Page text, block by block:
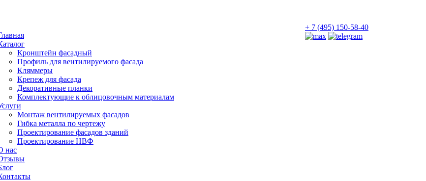
Кронштейн фасадный
Профиль для вентилируемого фасада
Кляммеры
Крепеж для фасада
Декоративные планки
Комплектующие к облицовочным материалам
Монтаж вентилируемых фасадов
Гибка металла по чертежу
Проектирование фасадов зданий
Проектирование НВФ
нас
+ 7 (495) 150-58-40